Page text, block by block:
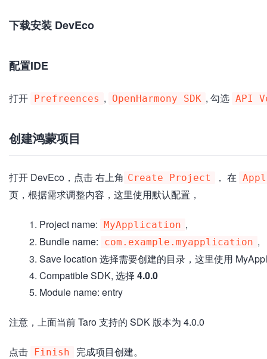
下载安装 DevEco
配置IDE
打开 Prefreences , OpenHarmony SDK , 勾选 API
创建鸿蒙项目
打开 DevEco，点击 右上角 Create Project ， 在
页，根据需求调整内容，这里使用默认配置，
Project name: MyApplication ,
Bundle name:
com.example.myapplication ,
Save location 选择需要创建的目录，这里使用
Compatible SDK, 选择 4.0.0
Module name: entry
注意，上面当前 Taro 支持的 SDK 版本为 4.0.0
点击 Finish 完成项目创建。